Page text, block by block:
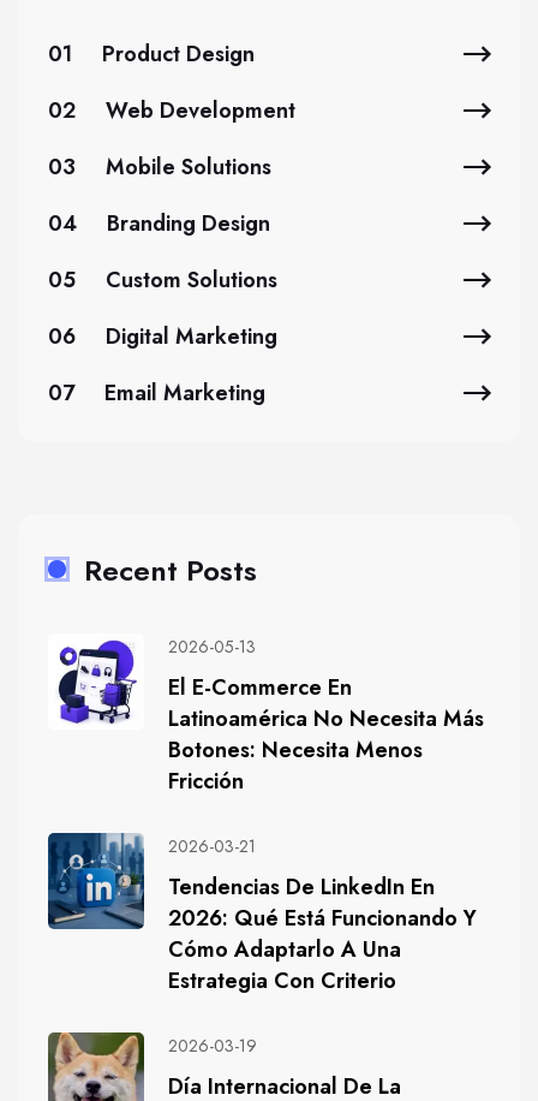
01
Product Design
02
Web Development
03
Mobile Solutions
04
Branding Design
05
Custom Solutions
06
Digital Marketing
07
Email Marketing
Recent Posts
2026-05-13
El E-Commerce En
Latinoamérica No Necesita Más
Botones: Necesita Menos
Fricción
2026-03-21
Tendencias De LinkedIn En
2026: Qué Está Funcionando Y
Cómo Adaptarlo A Una
Estrategia Con Criterio
2026-03-19
Día Internacional De La